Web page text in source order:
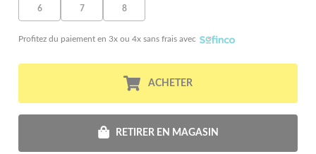
6 7 8
Profitez du paiement en 3x ou 4x sans frais avec
ACHETER
RETIRER EN MAGASIN